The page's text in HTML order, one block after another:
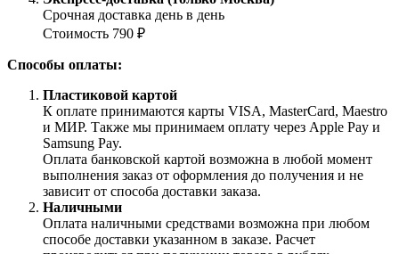
Срочная доставка день в день
Стоимость 790 ₽
Способы оплаты:
Пластиковой картой
К оплате принимаются карты VISA, MasterCard, Maestro
и МИР. Также мы принимаем оплату через Apple Pay и
Samsung Pay.
Оплата банковской картой возможна в любой момент
выполнения заказ от оформления до получения и не
зависит от способа доставки заказа.
Наличными
Оплата наличными средствами возможна при любом
способе доставки указанном в заказе. Расчет